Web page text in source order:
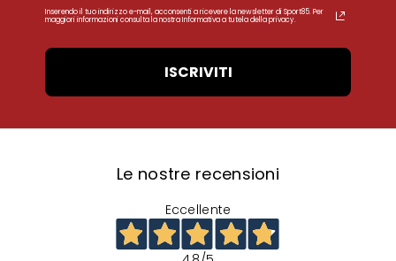
Inserendo il tuo indirizzo e-mail, acconsenti a ricevere la newsletter di Sport85. Per
maggiori informazioni consulta la nostra Informativa a tutela della privacy.
ISCRIVITI
Le nostre recensioni
Eccellente